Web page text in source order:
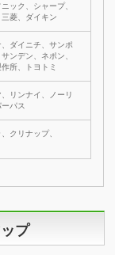
ック、シャープ、
三菱、ダイキン
、ダイニチ、サンポ
サンデン、ネポン、
所、トヨトミ
、リンナイ、ノーリ
パス
クリナップ、
プ